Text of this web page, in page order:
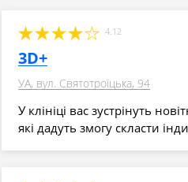
4.12
3D+
УА, вул. Святотроїцька, 94
У клініці вас зустрінуть
які дадуть змогу скласти